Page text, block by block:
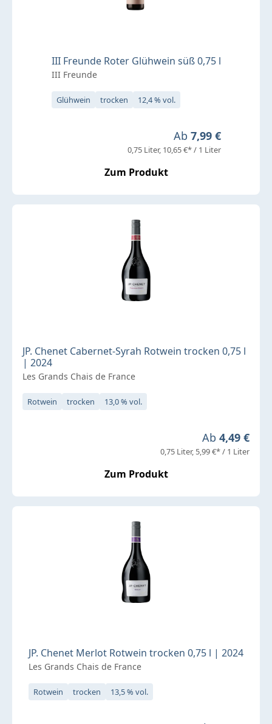
III Freunde Roter Glühwein süß 0,75 l
III Freunde
Glühwein trocken 12,4 % vol.
Regulärer Preis:
Ab 7,99 €
0,75 Liter 10,65 €* / 1 Liter
Zum Produkt
JP. Chenet Cabernet-Syrah Rotwein trocken 0,75 l
| 2024
Les Grands Chais de France
Rotwein trocken 13,0 % vol.
Regulärer
Ab 4,49 €
0,75 Liter 5,99 €* / 1 Liter
Zum Produkt
JP. Chenet Merlot Rotwein trocken 0,75 l | 2024
Les Grands Chais de France
Rotwein trocken 13,5 % vol.